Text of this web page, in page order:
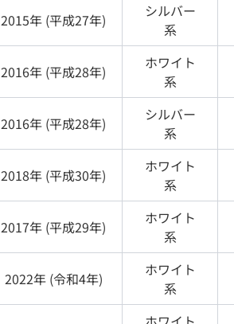
2015年 (平成27年)
シルバー
系
2016年 (平成28年)
ホワイト
系
2016年 (平成28年)
シルバー
系
2018年 (平成30年)
ホワイト
系
2017年 (平成29年)
ホワイト
系
2022年 (令和4年)
ホワイト
系